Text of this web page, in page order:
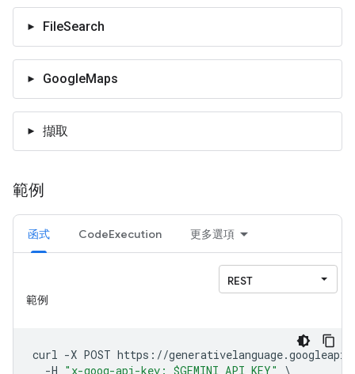
FileSearch
GoogleMaps
擷取
範例
函式 CodeExecution 更多選項